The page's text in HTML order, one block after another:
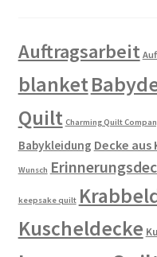
Auftragsarbeit
blanket
Quilt Charming Quilt
Babykleidung Decke aus
Wunsch
keepsake quilt
Kuscheldecke